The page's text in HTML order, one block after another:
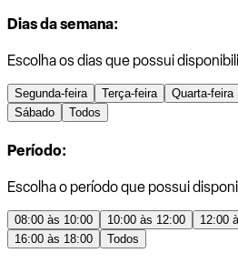
Dias da semana:
Escolha os dias que possui
Segunda-feira Terça-feira Quarta-feira
Sábado
Todos
Período:
Escolha o período que possui
08:00 às 10:00 10:00 às 12:00 12:00
16:00 às 18:00
Todos